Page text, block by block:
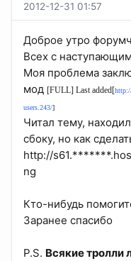
2012-12-31 01:57
Доброе утро
Всех с
Моя проблема
мод [FULL] Last added[
users.243/]
Читал тему,
сбоку, но как
http://
ng
Кто-нибудь
Заранее спасибо
P.S. Всякие тролли